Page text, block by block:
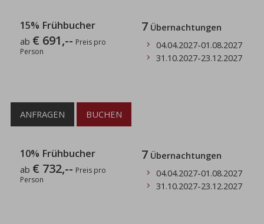
15% Frühbucher
ab € 691,-- Preis pro
Person
7 Übernachtungen
04.04.2027-01.08.2027
31.10.2027-23.12.2027
ANFRAGEN BUCHEN
10% Frühbucher
ab € 732,-- Preis pro
Person
7 Übernachtungen
04.04.2027-01.08.2027
31.10.2027-23.12.2027